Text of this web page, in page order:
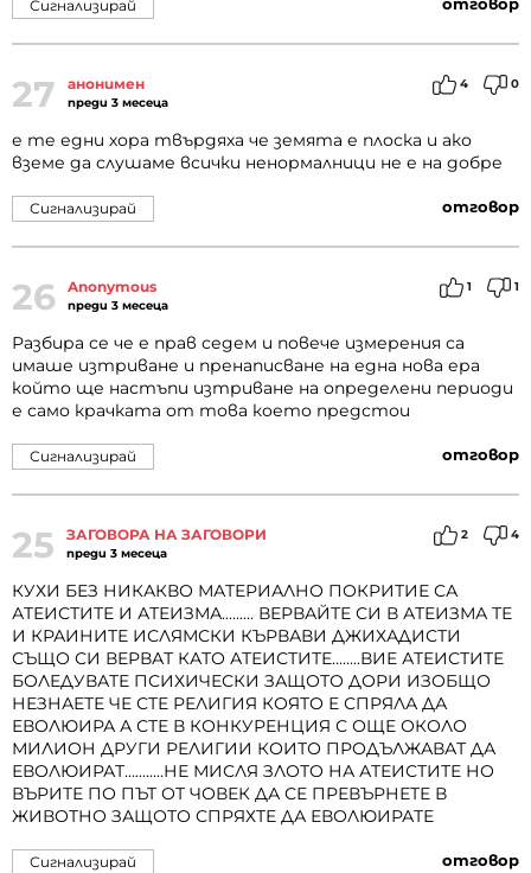
отговор
Сигнализирай
27 анонимен
преди 3 месеца
4 0
е те едни хора твърдяха че земята е плоска и ако
вземе да слушаме всички ненормалници не е на добре
отговор
Сигнализирай
26 Anonymous
преди 3 месеца
1 1
Разбира се че е прав седем и повече измерения са
имаше изтриване и пренаписване на една нова ера
който ще настъпи изтриване на определени периоди
е само крачката от това което предстои
отговор
Сигнализирай
25 ЗАГОВОРА НА ЗАГОВОРИ
преди 3 месеца
2 4
КУХИ БЕЗ НИКАКВО МАТЕРИАЛНО ПОКРИТИЕ СА
АТЕИСТИТЕ И АТЕИЗМА......... ВЕРВАЙТЕ СИ В АТЕИЗМА ТЕ
И КРАИНИТЕ ИСЛЯМСКИ КЪРВАВИ ДЖИХАДИСТИ
СЪЩО СИ ВЕРВАТ КАТО АТЕИСТИТЕ........ВИЕ АТЕИСТИТЕ
БОЛЕДУВАТЕ ПСИХИЧЕСКИ ЗАЩОТО ДОРИ ИЗОБЩО
НЕЗНАЕТЕ ЧЕ СТЕ РЕЛИГИЯ КОЯТО Е СПРЯЛА ДА
ЕВОЛЮИРА А СТЕ В КОНКУРЕНЦИЯ С ОЩЕ ОКОЛО
МИЛИОН ДРУГИ РЕЛИГИИ КОИТО ПРОДЪЛЖАВАТ ДА
ЕВОЛЮИРАТ...........НЕ МИСЛЯ ЗЛОТО НА АТЕИСТИТЕ НО
ВЪРИТЕ ПО ПЪТ ОТ ЧОВЕК ДА СЕ ПРЕВЪРНЕТЕ В
ЖИВОТНО ЗАЩОТО СПРЯХТЕ ДА ЕВОЛЮИРАТЕ
отговор
Сигнализирай